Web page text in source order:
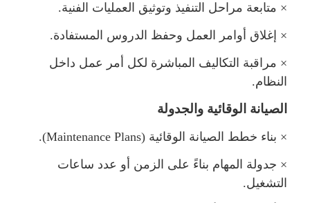
× تابعة مراحل التنفيذ وتوثيق العمليات الفنية.
× إغلاق أوامر العمل وحفظ الدروس المستفادة.
× راقبة التكاليف المباشرة لكل أمر عمل داخ
النظام.
الصيانة الوقائية والجدولة
× بناء خطط الصيانة الوقائية (Maintenance Plans
).
× جدولة المهام بناءً على الزمن أو عدد ساعات
التشغيل.